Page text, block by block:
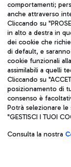
telefono +39 06
Privacy policy
Mappa sito
QUALITÀ
comportamenti;
anche attraverso
Cliccando su
in alto a destra in
dei cookie che
di default, e
cookie funzionali
assimilabili a quelli
Cliccando su
posizionamento di
consenso è
Potrà selezionare
"GESTISCI I TUOI
Consulta la nostra